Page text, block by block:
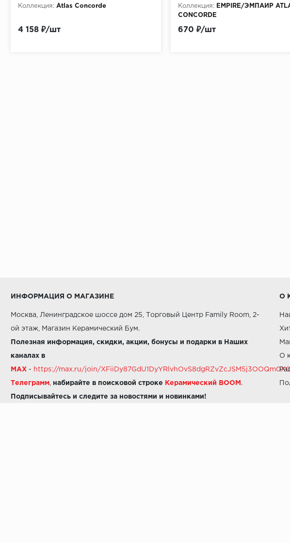
Коллекция: Atlas Concorde
4 158 ₽/шт
Коллекция:
EMPIRE/ЭМПАИР
CONCORDE
670 ₽/шт
ИНФОРМАЦИЯ О МАГАЗИНЕ
Москва, Ленинградское шоссе дом 25, Торговый Центр Family Room, 2-
ой этаж, Магазин Керамический Бум.
Полезная информация, скидки, акции, бонусы и подарки в Наших
каналах в
MAX - https://max.ru/join/XFiiDy87GdU1DyYRlvhOvS8dgRZvZcJSM5j3OOQm0X0
Телеграмм набирайте в поисковой строке Керамический BOOM .
Подписывайтесь и следите за новостями и новинками!
О
О